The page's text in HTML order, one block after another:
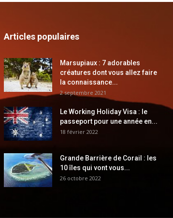
Articles populaires
Marsupiaux : 7 adorables
créatures dont vous allez faire
la connaissance...
2 septembre 2021
Le Working Holiday Visa : le
passeport pour une année en...
18 février 2022
Grande Barrière de Corail : les
10 îles qui vont vous...
26 octobre 2022